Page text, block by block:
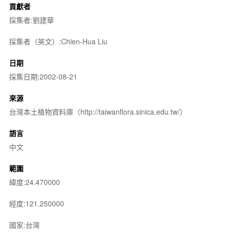
貢獻者
採集者:劉建華
採集者（英文）:Chien-Hua Liu
日期
採集日期:2002-08-21
來源
台灣本土植物資料庫（http://taiwanflora.sinica.edu.tw/）
語言
中文
範圍
緯度:24.470000
經度:121.250000
國家:台灣